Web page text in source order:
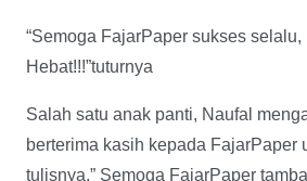
“Semoga FajarPaper sukses selalu,
Hebat!!!”tuturnya
Salah satu anak panti, Naufal
berterima kasih kepada FajarPaper
tulisnya,” Semoga FajarPaper